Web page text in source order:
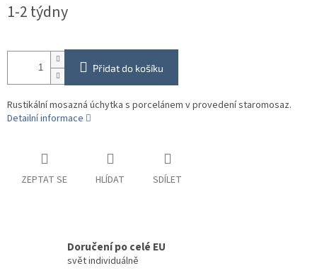
cena:
1-2 týdny
Přidat do košíku
Rustikální mosazná úchytka s porcelánem v provedení staromosaz.
Detailní informace
ZEPTAT SE HLÍDAT SDÍLET
Doručení po celé EU
svět individuálně